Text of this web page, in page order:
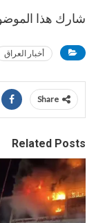
شارك هذا
أخبار العراق
Share
Related Posts